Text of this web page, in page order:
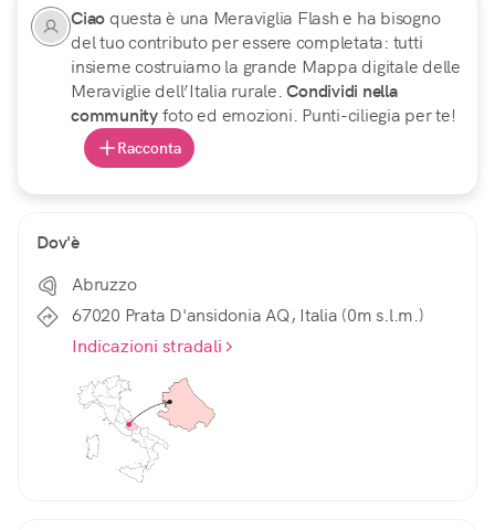
Ciao questa è una Meraviglia Flash e ha bisogno
del tuo contributo per essere completata: tutti
insieme costruiamo la grande Mappa digitale delle
Meraviglie dell’Italia rurale.Condividi nella
communityfoto ed emozioni. Punti-ciliegia per te!
Racconta
Dov'è
Abruzzo
67020 Prata D'ansidonia AQ, Italia (0m s.l.m.)
Indicazioni stradali